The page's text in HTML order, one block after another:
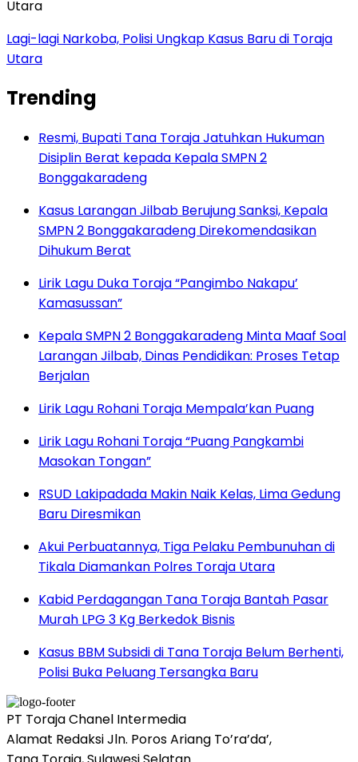
Lagi-lagi Narkoba, Polisi Ungkap Kasus Baru di Toraja
Utara
Trending
Resmi, Bupati Tana Toraja Jatuhkan Hukuman
Disiplin Berat kepada Kepala SMPN 2
Bonggakaradeng
Kasus Larangan Jilbab Berujung Sanksi, Kepala
SMPN 2 Bonggakaradeng Direkomendasikan
Dihukum Berat
Lirik Lagu Duka Toraja “Pangimbo Nakapu’
Kamasussan”
Kepala SMPN 2 Bonggakaradeng Minta Maaf Soal
Larangan Jilbab, Dinas Pendidikan: Proses Tetap
Berjalan
Lirik Lagu Rohani Toraja Mempala’kan Puang
Lirik Lagu Rohani Toraja “Puang Pangkambi
Masokan Tongan”
RSUD Lakipadada Makin Naik Kelas, Lima Gedung
Baru Diresmikan
Akui Perbuatannya, Tiga Pelaku Pembunuhan di
Tikala Diamankan Polres Toraja Utara
Kabid Perdagangan Tana Toraja Bantah Pasar
Murah LPG 3 Kg Berkedok Bisnis
Kasus BBM Subsidi di Tana Toraja Belum Berhenti,
Polisi Buka Peluang Tersangka Baru
PT Toraja Chanel Intermedia
Alamat Redaksi Jln. Poros Ariang To’ra’da’,